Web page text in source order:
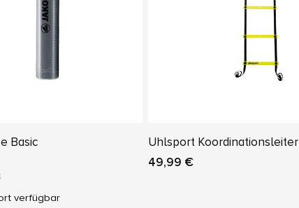
Basic
verfügbar
Uhlsport Koordinationsleiter
49,99 €